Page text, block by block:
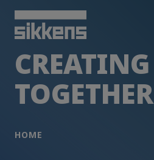
CREATING
TOGETHER
HOME